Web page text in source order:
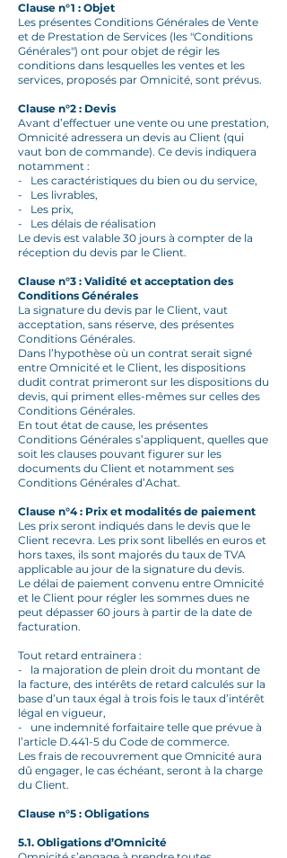
Clause n°1 : Objet
Les présentes Conditions Générales de Vente
et de Prestation de Services (les "Conditions
Générales") ont pour objet de régir les
conditions dans lesquelles les ventes et les
services, proposés par Omnicité, sont prévus.
Clause n°2 : Devis
Avant d’effectuer une vente ou une prestation,
Omnicité adressera un devis au Client (qui
vaut bon de commande). Ce devis indiquera
notamment :
- Les caractéristiques du bien ou du service,
- Les livrables,
- Les prix,
- Les délais de réalisation
Le devis est valable 30 jours à compter de la
réception du devis par le Client.
Clause n°3 : Validité et acceptation des
Conditions Générales
La signature du devis par le Client, vaut
acceptation, sans réserve, des présentes
Conditions Générales.
Dans l’hypothèse où un contrat serait signé
entre Omnicité et le Client, les dispositions
dudit contrat primeront sur les dispositions du
devis, qui priment elles-mêmes sur celles des
Conditions Générales.
En tout état de cause, les présentes
Conditions Générales s’appliquent, quelles que
soit les clauses pouvant figurer sur les
documents du Client et notamment ses
Conditions Générales d’Achat.
Clause n°4 : Prix et modalités de paiement
Les prix seront indiqués dans le devis que le
Client recevra. Les prix sont libellés en euros et
hors taxes, ils sont majorés du taux de TVA
applicable au jour de la signature du devis.
Le délai de paiement convenu entre Omnicité
et le Client pour régler les sommes dues ne
peut dépasser 60 jours à partir de la date de
facturation.
Tout retard entrainera :
- la majoration de plein droit du montant de
la facture, des intérêts de retard calculés sur la
base d’un taux égal à trois fois le taux d’intérêt
légal en vigueur,
- une indemnité forfaitaire telle que prévue à
l’article D.441-5 du Code de commerce.
Les frais de recouvrement que Omnicité aura
dû engager, le cas échéant, seront à la charge
du Client.
Clause n°5 : Obligations
5.1. Obligations d’Omnicité